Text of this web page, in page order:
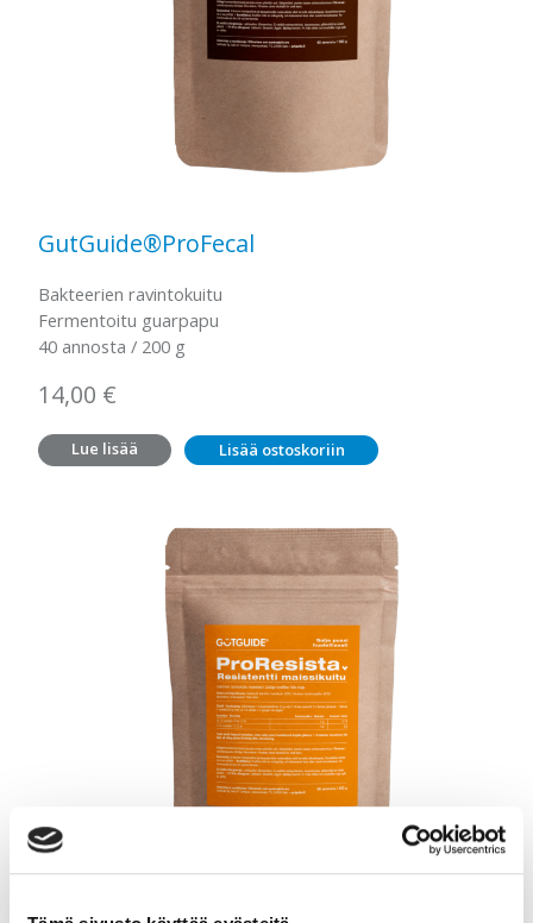
GutGuide®ProFecal
Bakteerien ravintokuitu
Fermentoitu guarpapu
40 annosta / 200 g
14,00 €
Lue lisää Lisää ostoskoriin